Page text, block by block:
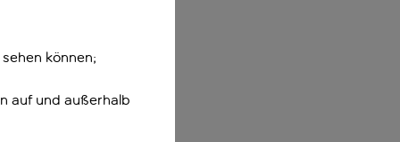
können;
auf und außerhalb